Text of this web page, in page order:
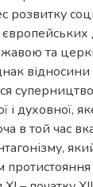
розвитку
та
і духовної,
в той час